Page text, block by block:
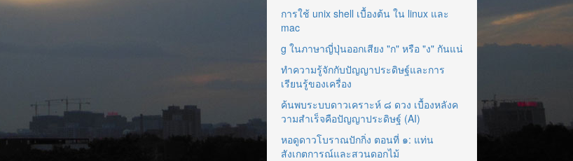
การใช้ unix shell เบื้องต้น ใน linux และ
mac
g ในภาษาญี่ปุ่นออกเสียง "ก" หรือ "ง" กันแน่
ทำความรู้จักกับปัญญาประดิษฐ์และการ
เรียนรู้ของเครื่อง
ค้นพบระบบดาวเคราะห์ ๘ ดวง เบื้องหลังค
วามสำเร็จคือปัญญาประดิษฐ์ (AI)
หอดูดาวโบราณปักกิ่ง ตอนที่ ๑: แท่น
สังเกตการณ์และสวนดอกไม้